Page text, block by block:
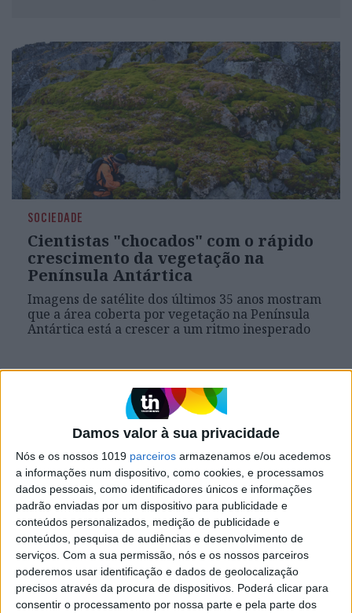
Damos valor à sua privacidade
Nós e os nossos 1019 parceiros armazenamos e/ou acedemos
a informações num dispositivo, como cookies, e processamos
dados pessoais, como identificadores únicos e informações
padrão enviadas por um dispositivo para publicidade e
conteúdos personalizados, medição de publicidade e
conteúdos, pesquisa de audiências e desenvolvimento de
serviços. Com a sua permissão, nós e os nossos parceiros
poderemos usar identificação e dados de geolocalização
precisos através da procura de dispositivos. Poderá clicar para
consentir o processamento por nossa parte e pela parte dos
SOCIEDADE
Cientistas "chocados" com o rápido
crescimento da vegetação na
Península Antártica
Imagens de satélite dos últimos 35 anos mostram
que a área coberta por vegetação na Península
Antártica está a crescer a um ritmo inesperado
Exame Informática
EXAME INFORMÁTICA
Patologia digital: novo modelo
baseado em IA pode transformar